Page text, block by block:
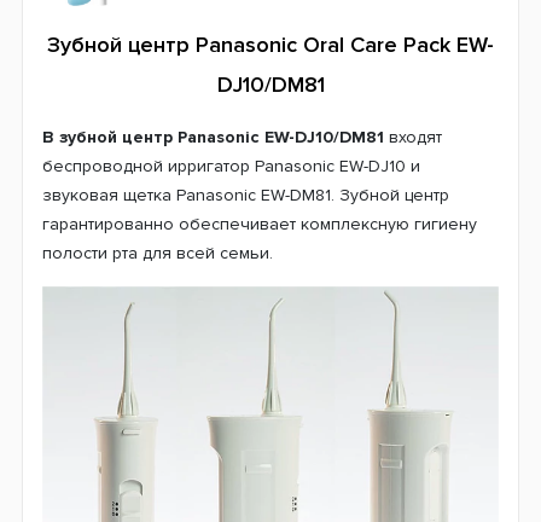
Батарейки
Тайланд
Гарантия
3 месяца
Зубной центр Panasonic Oral Care Pack EW-
DJ10/DM81
В зубной центр Panasonic EW-DJ10/DM81 входят
беспроводной ирригатор Panasonic EW-DJ10 и
звуковая щетка Panasonic EW-DM81. Зубной центр
гарантированно обеспечивает комплексную гигиену
полости рта для всей семьи.